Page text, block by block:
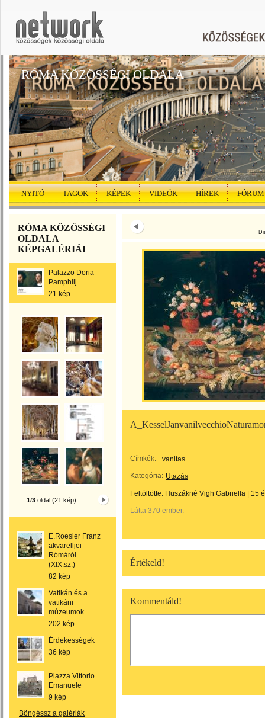
RÓMA KÖZÖSSÉGI OLDALA
NYITÓ TAGOK KÉPEK VIDEÓK HÍREK FÓRUM
RÓMA KÖZÖSSÉGI
OLDALA
KÉPGALÉRIÁI
Palazzo Doria
Pamphilj
21 kép
1/3 oldal (21 kép)
E.Roesler Franz
akvarelljei
Rómáról
(XIX.sz.)
82 kép
Vatikán és a
vatikáni
múzeumok
202 kép
Érdekességek
36 kép
Piazza Vittorio
Emanuele
9 kép
Böngéssz a galériák
Címkék:
vanitas
Kategória: Utazás
Feltöltötte: Huszákné Vigh Gabriella 15
Látta 370 ember.
Értékeld!
Kommentáld!